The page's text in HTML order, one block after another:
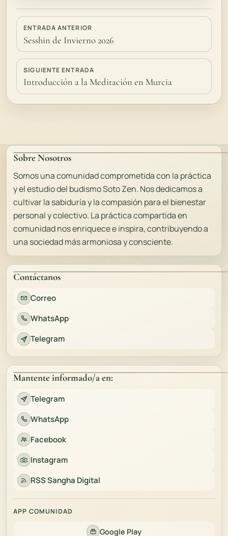
ENTRADA ANTERIOR
Sesshin de Invierno 2026
SIGUIENTE ENTRADA
Introducción a la Meditación en Murcia
Sobre Nosotros
Somos una comunidad comprometida con la práctica
y el estudio del budismo Soto Zen. Nos dedicamos a
cultivar la sabiduría y la compasión para el bienestar
personal y colectivo. La práctica compartida en
comunidad nos enriquece e inspira, contribuyendo a
una sociedad más armoniosa y consciente.
Contáctanos
Correo
WhatsApp
Telegram
Mantente informado/a en:
Telegram
WhatsApp
Facebook
Instagram
RSS Sangha Digital
APP COMUNIDAD
Google Play